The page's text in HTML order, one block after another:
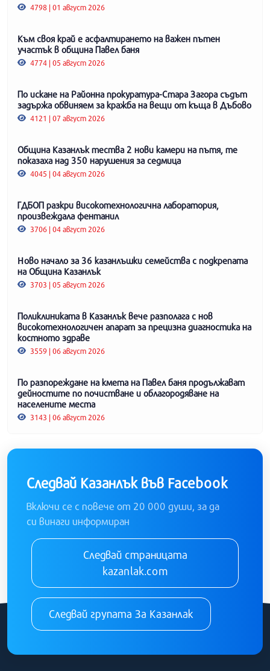
4798 | 01 август 2026
Към своя край е асфалтирането на важен пътен
участък в община Павел баня
4774 | 05 август 2026
По искане на Районна прокуратура-Стара Загора съдът
задържа обвиняем за кражба на вещи от къща в Дъбово
4121 | 07 август 2026
Община Казанлък тества 2 нови камери на пътя, те
показаха над 350 нарушения за седмица
4045 | 04 август 2026
ГДБОП разкри високотехнологична лаборатория,
произвеждала фентанил
3706 | 04 август 2026
Ново начало за 36 казанлъшки семейства с подкрепата
на Община Казанлък
3703 | 05 август 2026
Поликлиниката в Казанлък вече разполага с нов
високотехнологичен апарат за прецизна диагностика на
костното здраве
3559 | 06 август 2026
По разпореждане на кмета на Павел баня продължават
дейностите по почистване и облагородяване на
населените места
3143 | 06 август 2026
Следвай Казанлък във Facebook
Включи се с повече от 20 000 души, за да
си винаги информиран
Следвай страницата
kazanlak.com
Следвай групата За Казанлак